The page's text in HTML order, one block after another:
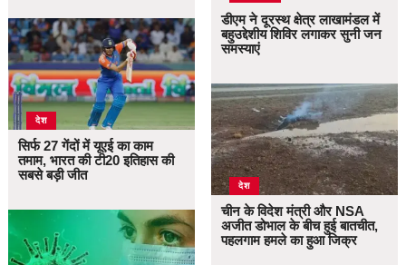
देश
सिर्फ 27 गेंदों में यूएई का काम
तमाम, भारत की टी20 इतिहास की
सबसे बड़ी जीत
डीएम ने दूरस्थ क्षेत्र लाखामंडल में
बहुउद्देशीय शिविर लगाकर सुनी जन
समस्याएं
देश
चीन के विदेश मंत्री और NSA
अजीत डोभाल के बीच हुई बातचीत,
पहलगाम हमले का हुआ जिक्र